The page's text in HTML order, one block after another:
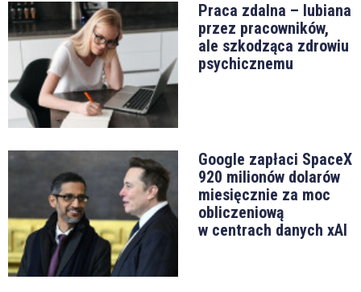
Praca zdalna – lubiana
przez pracowników,
ale szkodząca zdrowiu
psychicznemu
Google zapłaci SpaceX
920 milionów dolarów
miesięcznie za moc
obliczeniową
w centrach danych xAI